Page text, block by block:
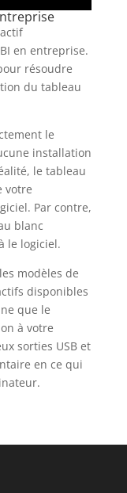
en entreprise.
résoudre
du tableau
le
installation
le tableau
votre
Par contre,
blanc
le logiciel.
modèles de
disponibles
que le
à votre
sorties USB et
en ce qui